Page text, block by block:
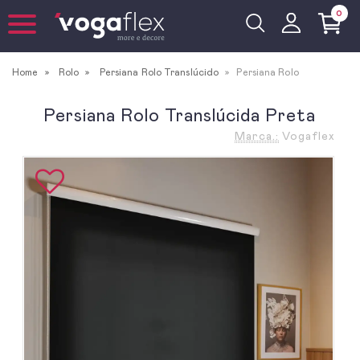
0
Home Rolo Persiana Rolo Translúcido Persiana Rolo
Persiana Rolo Translúcida Preta
Marca.: Vogaflex